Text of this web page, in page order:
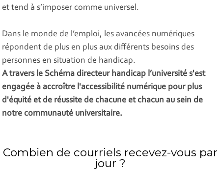
et tend à s’imposer comme universel.
Dans le monde de l’emploi, les avancées numériques
répondent de plus en plus aux différents besoins des
personnes en situation de handicap.
A travers le Schéma directeur handicap l’université s'est
engagée à accroître l'accessibilité numérique pour plus
d'équité et de réussite de chacune et chacun au sein de
notre communauté universitaire.
Combien de courriels recevez-vous par
jour ?